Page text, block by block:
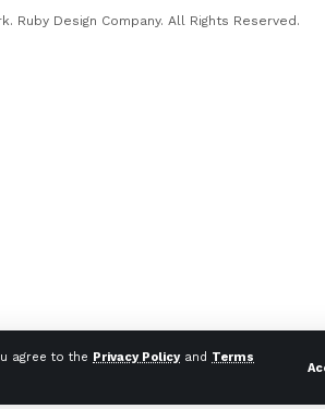
agree to the Privacy Policyand Terms
Ruby Design Company. All Rights Reserved.